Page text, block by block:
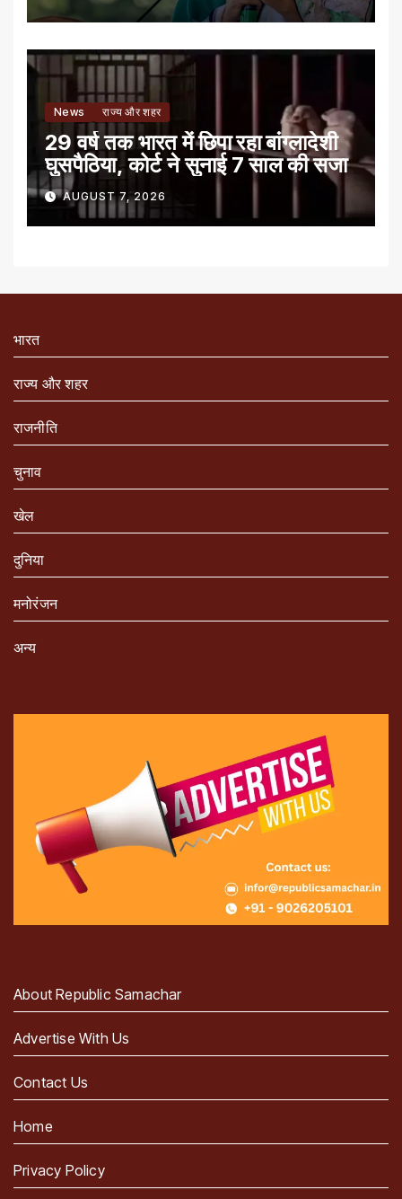
News राज्य और शहर
29 वर्ष तक भारत में छिपा रहा बांग्लादेशी
घुसपैठिया, कोर्ट ने सुनाई 7 साल की सजा
AUGUST 7, 2026
भारत
राज्य और शहर
राजनीति
चुनाव
खेल
दुनिया
मनोरंजन
अन्य
About Republic Samachar
Advertise With Us
Contact Us
Home
Privacy Policy